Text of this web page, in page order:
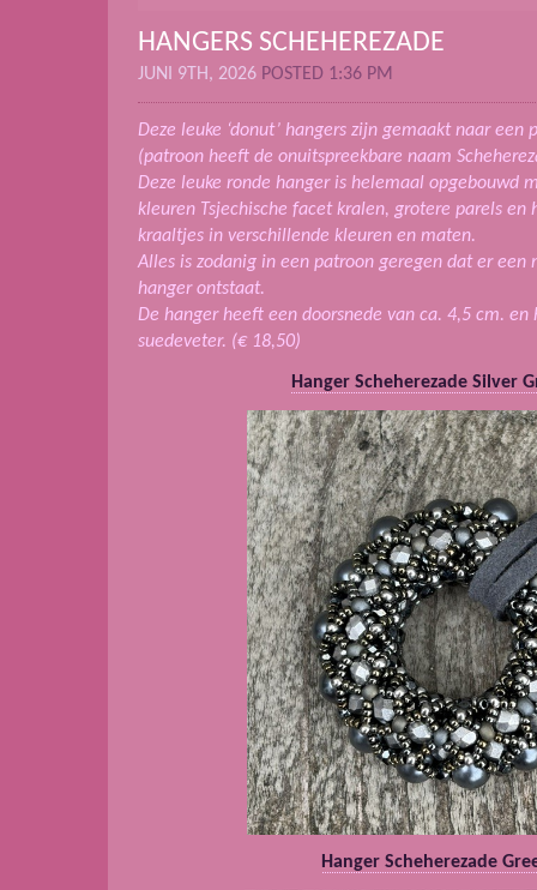
HANGERS SCHEHEREZADE
JUNI 9TH, 2026 POSTED 1:36 PM
Deze leuke ‘donut’ hangers zijn gemaakt naar een
(patroon heeft de onuitspreekbare naam
Deze leuke ronde hanger is helemaal opgebouwd
kleuren Tsjechische facet kralen, grotere parels en
kraaltjes in verschillende kleuren en maten.
Alles is zodanig in een patroon geregen dat er een
hanger ontstaat.
De hanger heeft een doorsnede van ca. 4,5 cm. en
suedeveter. (€ 18,50)
Hanger Scheherezade Silver
Hanger Scheherezade